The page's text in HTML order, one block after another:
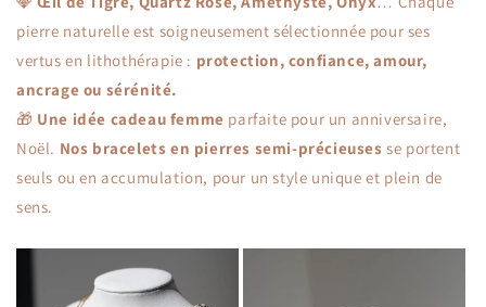
pierre naturelle est soigneusement sélectionnée pour ses
vertus en lithothérapie : protection, confiance, amour,
ancrage ou sérénité.
🎁 Une idée cadeau femme parfaite pour un anniversaire,
Noël. Nos bracelets en pierres semi-précieuses se portent
seuls ou en accumulation, pour un style unique et plein de
sens.